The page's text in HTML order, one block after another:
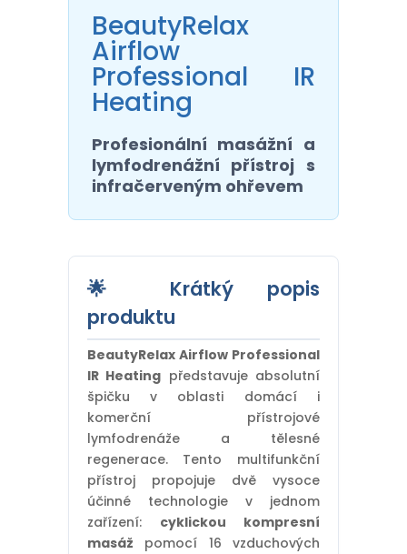
BeautyRelax
Airflow
Professional IR
Heating
Profesionální masážní a
lymfodrenážní přístroj s
infračerveným ohřevem
🌟 Krátký popis
produktu
BeautyRelax Airflow Professional
IR Heating představuje absolutní
špičku v oblasti domácí i
komerční přístrojové
lymfodrenáže a tělesné
regenerace. Tento multifunkční
přístroj propojuje dvě vysoce
účinné technologie v jednom
zařízení: cyklickou kompresní
masáž pomocí 16 vzduchových